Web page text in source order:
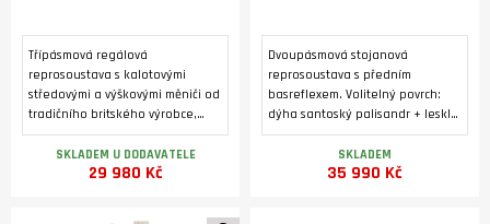
Třípásmová regálová
reprosoustava s kalotovými
středovými a výškovými měniči od
tradičního britského výrobce,
vyráběná ve třech barevných
variantách. Luxusní úprava s
pravou dýhou.
SKLADEM U DODAVATELE
29 980 Kč
Dvoupásmová stojanová
reprosoustava s předním
basreflexem. Volitelný povrch:
dýha santoský palisandr + lesklý
lak, nebo zlatý dub. Výškový
reproduktor 25 mm s kompozitní
hořčíkovou kalotou. Basový
SKLADEM
35 990 Kč